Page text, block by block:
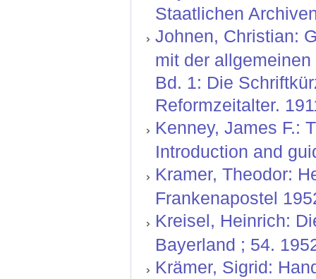
Staatlichen
Johnen, Christian:
mit der
Bd. 1: Die
Reformzeitalter.
Kenney, James F.:
Introduction and
Kramer, Theodor:
Frankenapostel
Kreisel, Heinrich:
Bayerland ; 54.
Krämer, Sigrid: